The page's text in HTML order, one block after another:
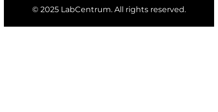
© 2025 LabCentrum. All rights reserved.